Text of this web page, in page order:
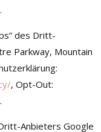
.
des Dritt-
Parkway, Mountain
, Opt-Out:
.
Anbieters Google